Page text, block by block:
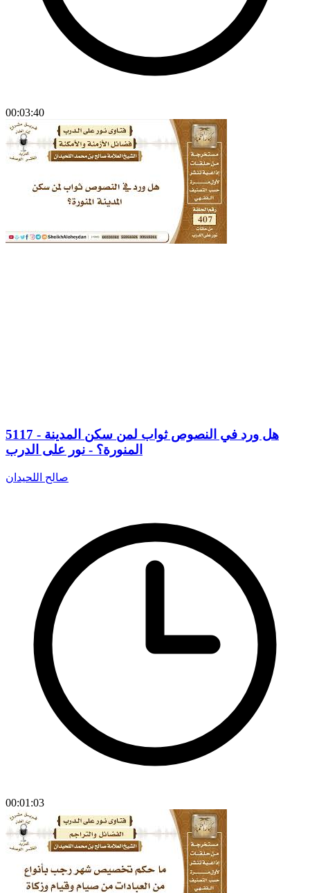
00:03:40
5117 - هل ورد في النصوص ثواب لمن سكن المدينة
المنورة؟ - نور على الدرب
صالح اللحيدان
00:01:03